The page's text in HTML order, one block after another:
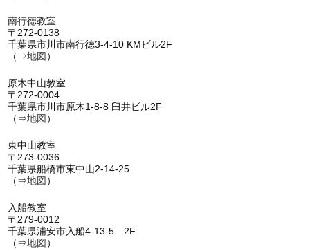
南行徳教室
〒272-0138
千葉県市川市南行徳3-4-10 KMビル2F
（⇒地図 ）
原木中山教室
〒272-0004
千葉県市川市原木1-8-8 臼井ビル2F
（⇒地図 ）
東中山教室
〒273-0036
千葉県船橋市東中山2-14-25
（⇒地図 ）
入船教室
〒279-0012
千葉県浦安市入船4-13-5 2F
（⇒地図 ）